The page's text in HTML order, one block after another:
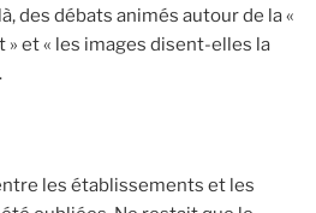
des débats animés autour de la «
et « les images disent-elles la
les établissements et les